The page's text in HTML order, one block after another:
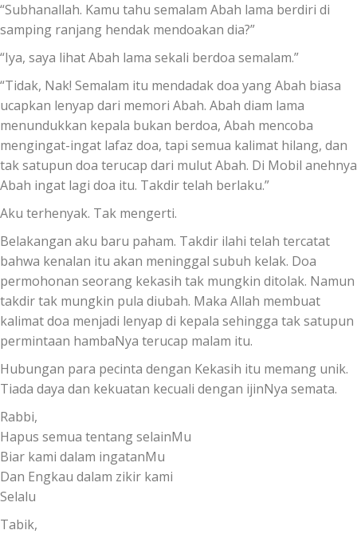
“Subhanallah. Kamu tahu semalam Abah lama berdiri di
samping ranjang hendak mendoakan dia?”
“Iya, saya lihat Abah lama sekali berdoa semalam.”
“Tidak, Nak! Semalam itu mendadak doa yang Abah biasa
ucapkan lenyap dari memori Abah. Abah diam lama
menundukkan kepala bukan berdoa, Abah mencoba
mengingat-ingat lafaz doa, tapi semua kalimat hilang, dan
tak satupun doa terucap dari mulut Abah. Di Mobil anehnya
Abah ingat lagi doa itu. Takdir telah berlaku.”
Aku terhenyak. Tak mengerti.
Belakangan aku baru paham. Takdir ilahi telah tercatat
bahwa kenalan itu akan meninggal subuh kelak. Doa
permohonan seorang kekasih tak mungkin ditolak. Namun
takdir tak mungkin pula diubah. Maka Allah membuat
kalimat doa menjadi lenyap di kepala sehingga tak satupun
permintaan hambaNya terucap malam itu.
Hubungan para pecinta dengan Kekasih itu memang unik.
Tiada daya dan kekuatan kecuali dengan ijinNya semata.
Rabbi,
Hapus semua tentang selainMu
Biar kami dalam ingatanMu
Dan Engkau dalam zikir kami
Selalu
Tabik,